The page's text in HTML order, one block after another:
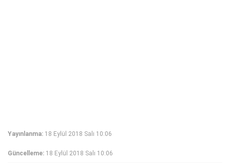
Yayınlanma: 18 Eylül 2018 Salı 10:06
Güncelleme: 18 Eylül 2018 Salı 10:06